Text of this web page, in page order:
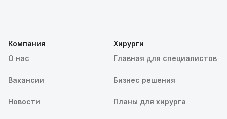
Компания
О нас
Вакансии
Новости
Хирурги
Главная для специалистов
Бизнес решения
Планы для хирурга